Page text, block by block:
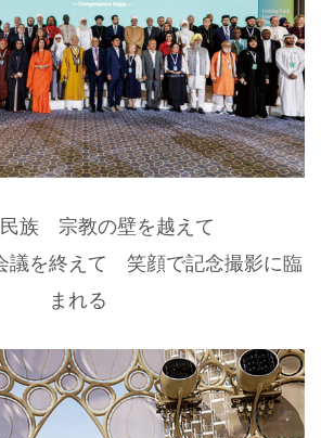
族 宗教の壁を越えて
議を終えて 笑顔で記念撮影に臨
まれる